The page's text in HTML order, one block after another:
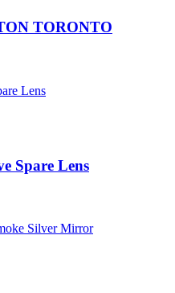
TORONTO
Spare Lens